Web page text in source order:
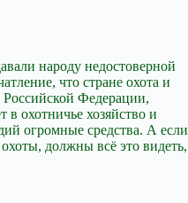
народу недостоверной
что стране охота и
Федерации,
охотничье хозяйство и
огромные средства. А если
должны всё это видеть,